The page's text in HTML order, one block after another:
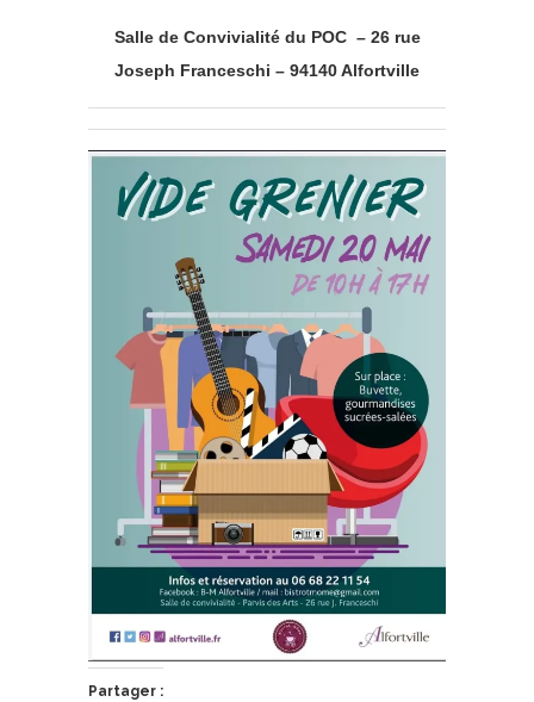
Salle de Convivialité du POC – 26 rue
Joseph Franceschi – 94140 Alfortville
Partager :